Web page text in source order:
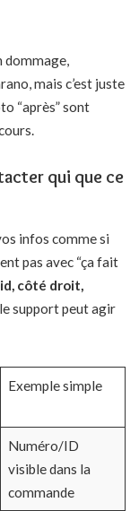
dommage,
mais c’est juste
“après” sont
qui que ce
infos comme si
pas avec “ça fait
côté droit,
support peut agir
Exemple simple
Numéro/ID
visible dans la
commande